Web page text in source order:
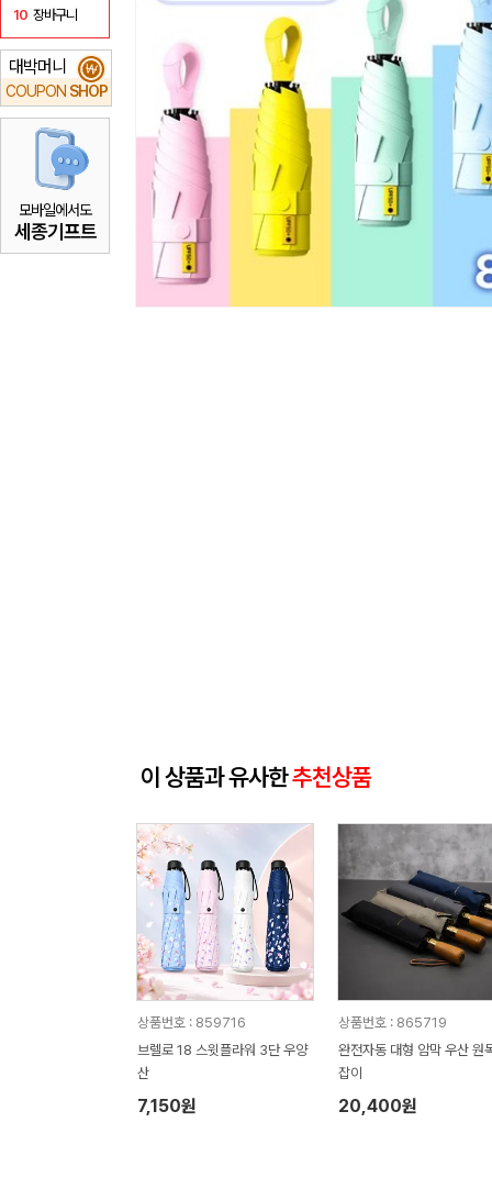
10 장바구니
대박머니
COUPON SHOP
₩
모바일에서도
세종기프트
이 상품과 유사한추천상품
상품번호 : 859716
브렐로 18 스윗플라워 3단 우양
산
7,150원
상품번호 : 865719
완전자동 대형 암막 우산 원
잡이
20,400원